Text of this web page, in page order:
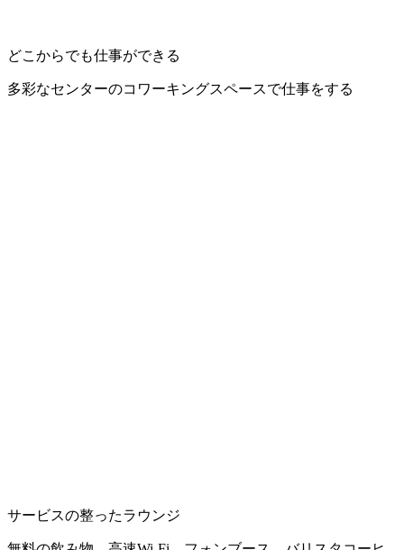
どこからでも仕事ができる
多彩なセンターのコワーキングスペースで仕事をする
サービスの整ったラウンジ